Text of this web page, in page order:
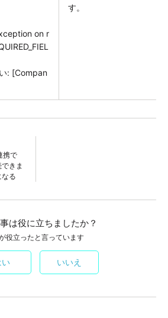
on r
: [Compan
す。
携で
きま
る
は役に立ちましたか？
役立ったと言っています
い いいえ